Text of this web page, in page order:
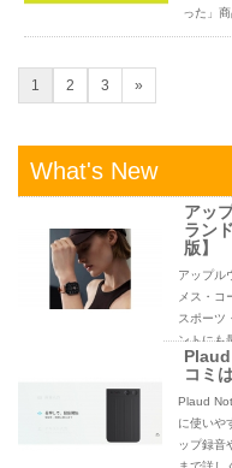
った」
1 2 3 »
What's New
アッ
ラン
版】
アップル
メス・コ
スポーツ
ントにも
コミ
Plaud
に使いや
ップ録音